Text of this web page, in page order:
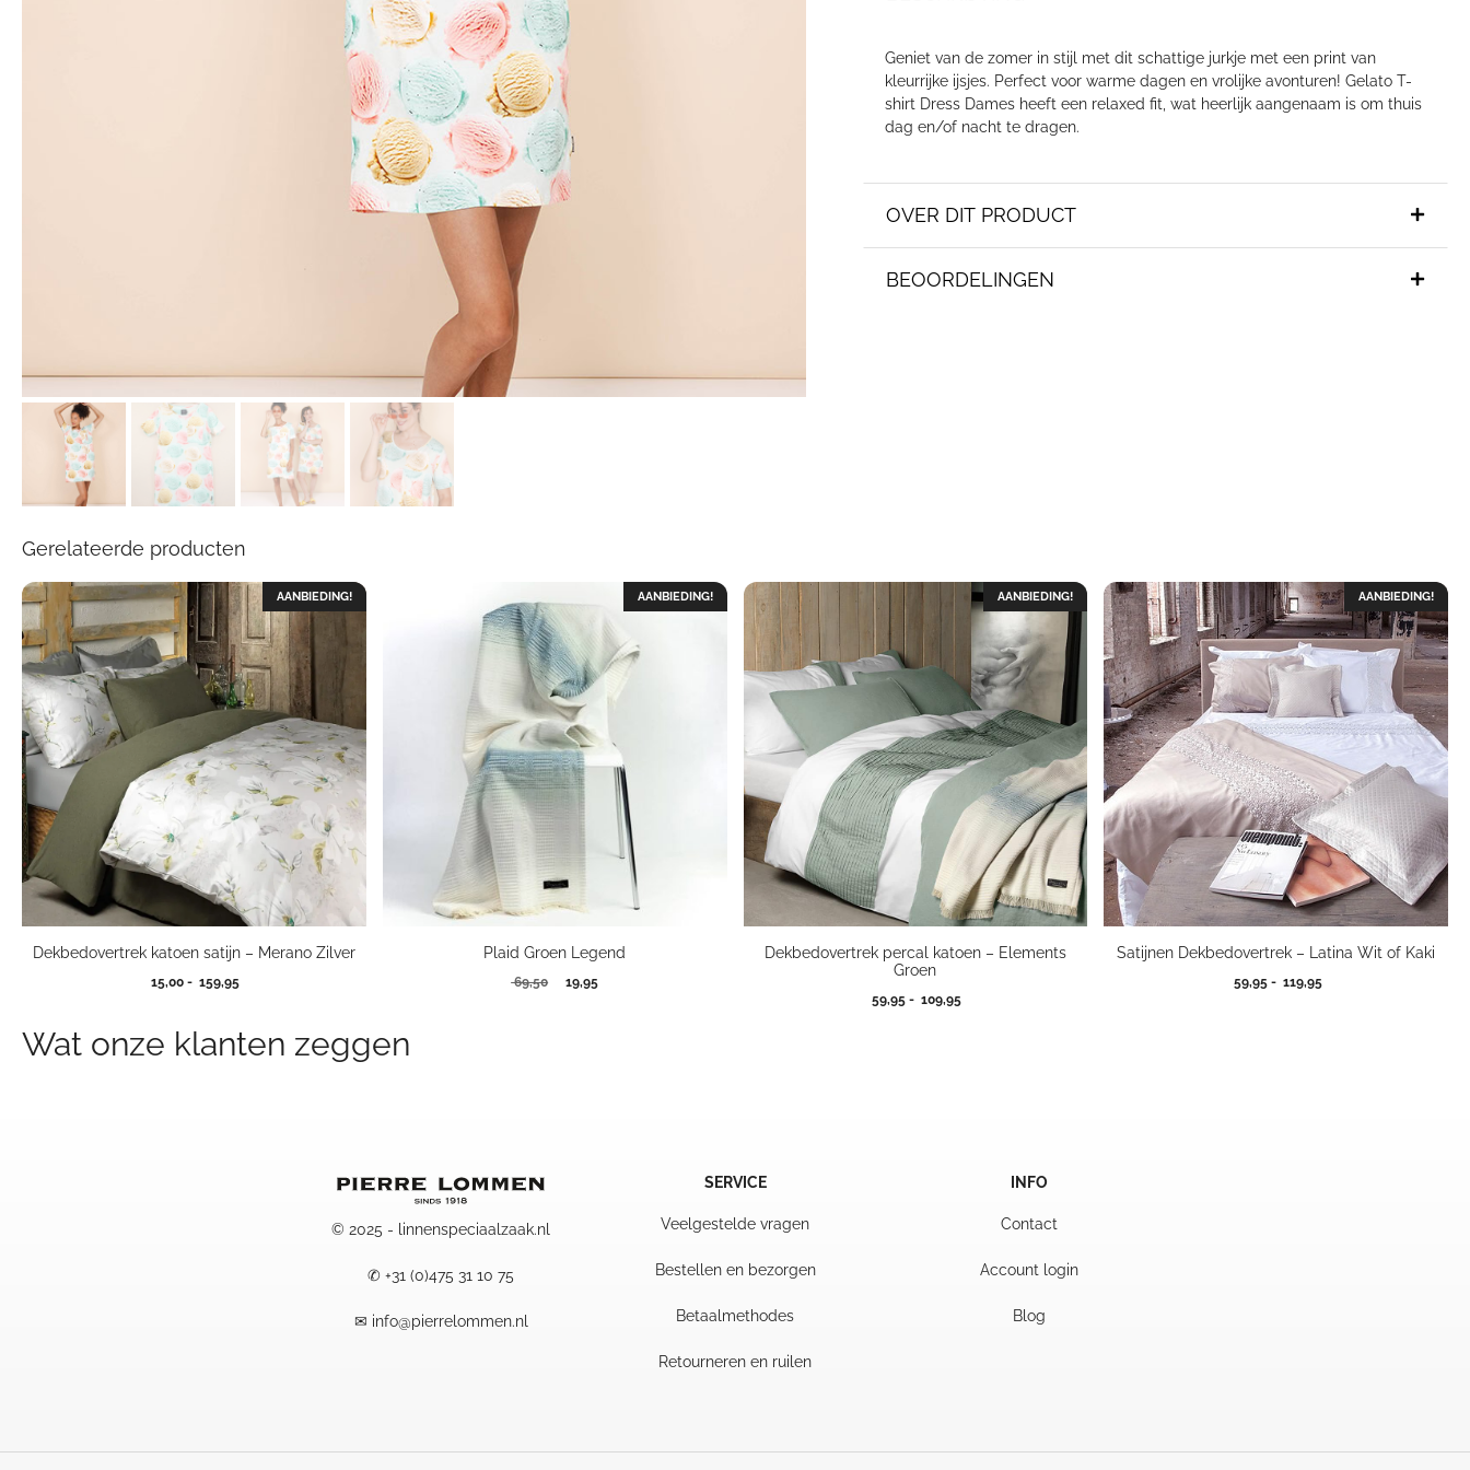
Geniet van de zomer in stijl met dit schattige jurkje met een print van
kleurrijke ijsjes. Perfect voor warme dagen en vrolijke avonturen! Gelato T-
shirt Dress Dames heeft een relaxed fit, wat heerlijk aangenaam is om thuis
dag en/of nacht te dragen.
OVER DIT PRODUCT
BEOORDELINGEN
Gerelateerde producten
AANBIEDING!
Dekbedovertrek katoen satijn – Merano Zilver
15,00 - 159,95Prijsklasse:
159,95
AANBIEDING!
Plaid Groen Legend
69,50
Oorspronkelijke
19,95Huidige
AANBIEDING!
Dekbedovertrek percal katoen – Elements
Groen
59,95 - 109,95Prijsklasse:
AANBIEDING!
Satijnen Dekbedovertrek – Latina Wit of Kaki
59,95 - 119,95Prijsklasse:
Wat onze klanten zeggen
© 2025 - linnenspeciaalzaak.nl
✆ +31 (0)475 31 10 75
✉ info@pierrelommen.nl
SERVICE
Veelgestelde vragen
Bestellen en bezorgen
Betaalmethodes
Retourneren en ruilen
INFO
Contact
Account login
Blog